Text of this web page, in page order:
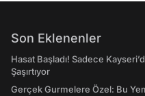
Son Eklenenler
Hasat Başladı! Sadece
Şaşırtıyor
Gerçek Gurmelere Özel: Bu